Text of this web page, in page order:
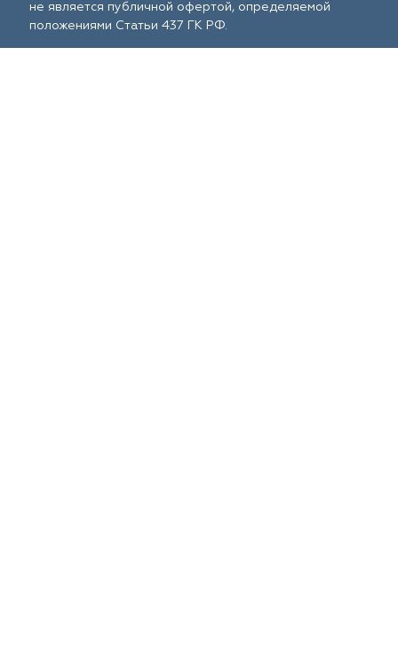
не является публичной офертой, определяемой
положениями Статьи 437 ГК РФ.